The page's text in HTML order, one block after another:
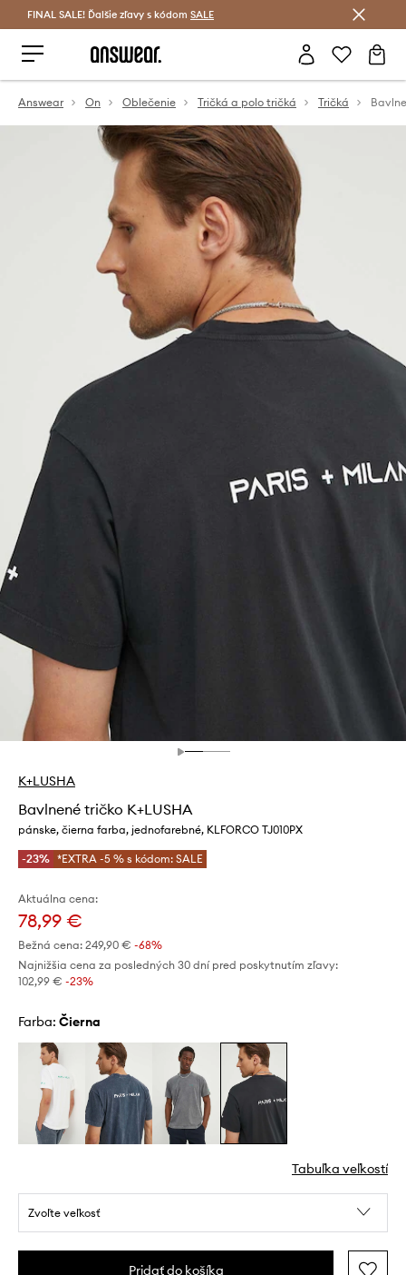
Šetrite s Answear Club >
FINAL SALE! Ďalšie zľavy s kódom SALE
Answear On Oblečenie Tričká a polo tričká Tričká
K+LUSHA
Bavlnené tričko K+LUSHA
pánske, čierna farba, jednofarebné, KLFORCO TJ010PX
-23% *EXTRA -5 % s kódom: SALE
Aktuálna cena:
78,99 €
Bežná cena: 249,90 € -68%
Najnižšia cena za posledných 30 dní pred poskytnutím zľavy:
102,99 € -23%
Farba: čierna
Tabuľka veľkostí
Zvoľte veľkosť
Pridať do košíka